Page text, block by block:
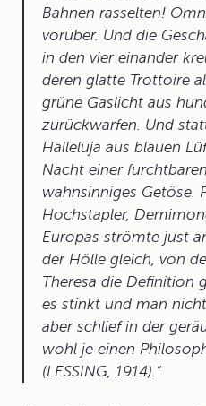
Bahnen rasselten!
vorüber. Und die
in den vier einander
deren glatte Trottoire
grüne Gaslicht aus
zurückwarfen. Und
Halleluja aus blauen
Nacht einer
wahnsinniges Getöse.
Hochstapler,
Europas strömte just
der Hölle gleich, von
Theresa die Definition
es stinkt und man
aber schlief in der
wohl je einen
(LESSING, 1914).